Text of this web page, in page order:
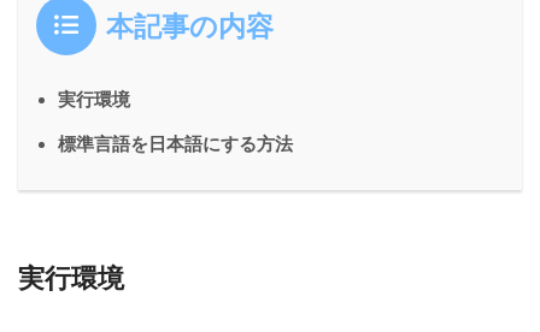
本記事の内容
実行環境
標準言語を日本語にする方法
実行環境